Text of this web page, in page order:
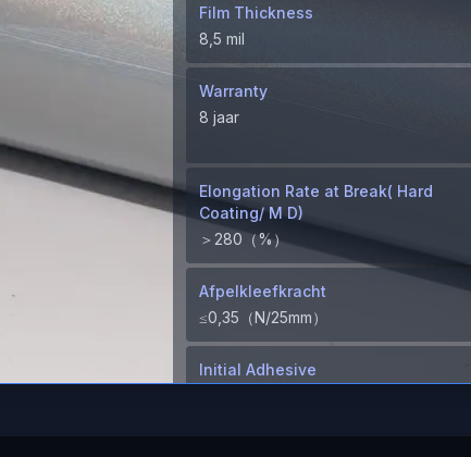
Film Thickness
8,5 mil
Warranty
8 jaar
Elongation Rate at Break( Hard
Coating/ M D)
＞280（%）
Afpelkleefkracht
≤0,35（N/25mm）
Initial Adhesive